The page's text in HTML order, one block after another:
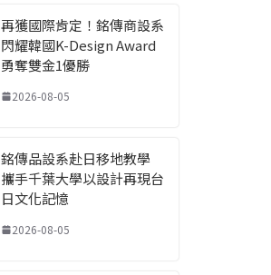
再獲國際肯定！銘傳商設系
閃耀韓國K-Design Award
勇奪雙金1優勝
2026-08-05
銘傳品設系赴日移地教學
攜手千葉大學以設計再現台
日文化記憶
2026-08-05